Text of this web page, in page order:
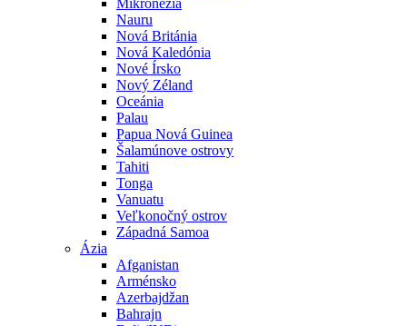
Mikronézia
Nauru
Nová Británia
Nová Kaledónia
Nové Írsko
Nový Zéland
Oceánia
Palau
Papua Nová Guinea
Šalamúnove ostrovy
Tahiti
Tonga
Vanuatu
Veľkonočný ostrov
Západná Samoa
Ázia
Afganistan
Arménsko
Azerbajdžan
Bahrajn